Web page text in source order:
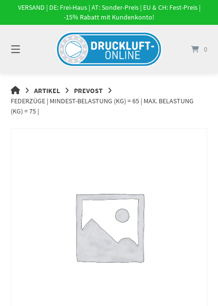
Springe
Inhalt
VERSAND | DE: Frei-Haus | AT: Sonder-Preis | EU & CH: Fest-Preis |
-15% Rabatt mit Kundenkonto!
0
DRUCKLUFT-
ONLINE
|
ARTIKEL
PREVOST
FEDERZÜGE | MINDEST-BELASTUNG (KG) = 65 | MAX. BELASTUNG
(KG) = 75 |